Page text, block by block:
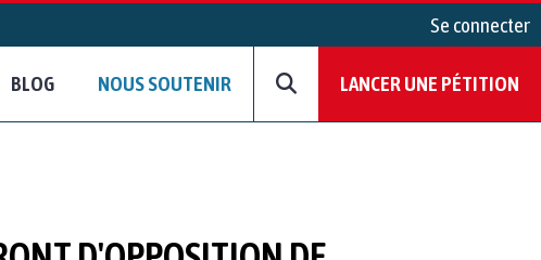
Se connecter
BLOG NOUS SOUTENIR LANCER UNE PÉTITION